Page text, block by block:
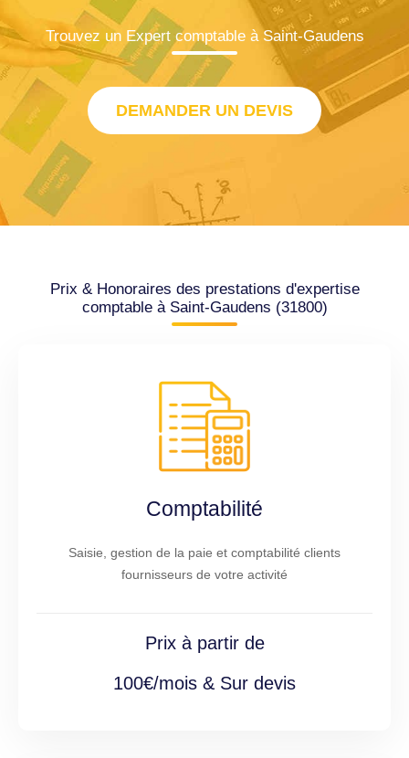
Trouvez un Expert comptable à Saint-Gaudens
DEMANDER UN DEVIS
Prix & Honoraires des prestations d'expertise
comptable à Saint-Gaudens (31800)
Comptabilité
Saisie, gestion de la paie et comptabilité clients
fournisseurs de votre activité
Prix à partir de
100€/mois & Sur devis